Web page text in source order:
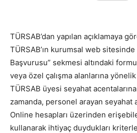
TÜRSAB’dan yapılan açıklamaya
TÜRSAB’ın kurumsal web sitesinde
Başvurusu” sekmesi altındaki
veya özel çalışma alanlarına yönelik
TÜRSAB üyesi seyahat
zamanda, personel arayan seyahat
Online hesapları üzerinden
kullanarak ihtiyaç duydukları